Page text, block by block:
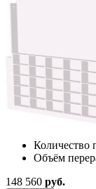
Количество
Объём
148 560 руб.